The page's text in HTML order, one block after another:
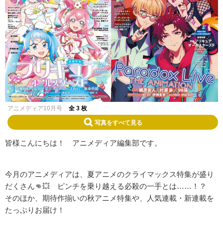
アニメディア10月号 全 3 枚
写真をすべて見る
皆様こんにちは！ アニメディア編集部です。
今月のアニメディアは、夏アニメのクライマックス特集が盛り
だくさん👊💥 ピンチを乗り越える必殺の一手とは……！？
そのほか、期待作揃いの秋アニメ特集や、人気連載・新連載を
たっぷりお届け！